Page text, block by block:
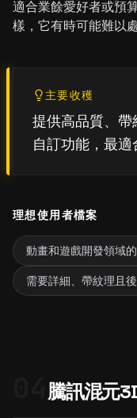
適合業餘愛好者或預
樣，它有時可能難以
主要收穫
提供高品質、
自訂功能，最適
理想使用者檔案
動畫和遊戲開發領域
需要詳細、帶紋理且
騰訊混元